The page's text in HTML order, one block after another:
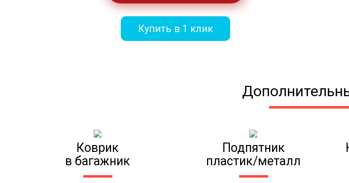
Купить в 1 клик
Коврик
в багажник
Подпятник
пластик/металл